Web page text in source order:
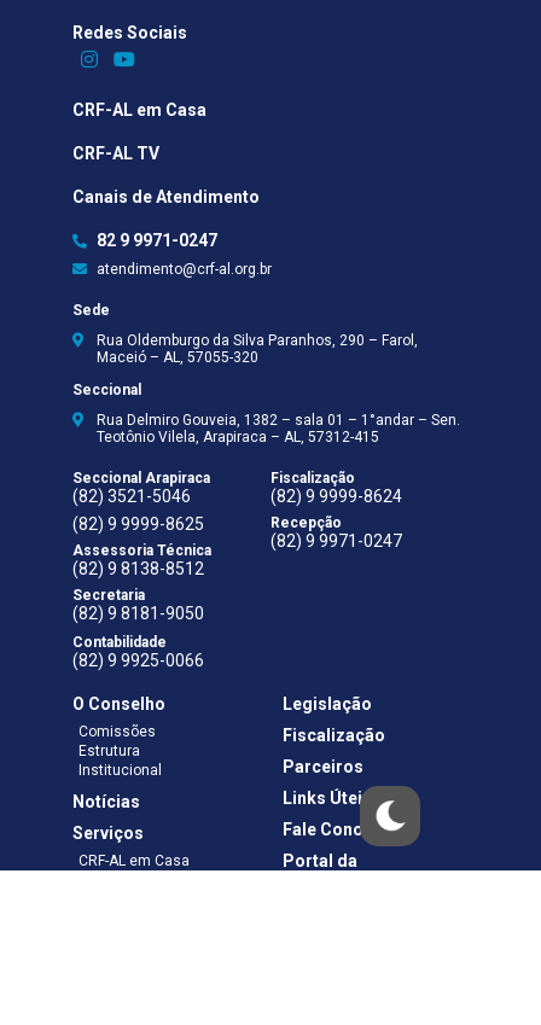
Redes Sociais​
CRF-AL em Casa
CRF-AL TV
Canais de Atendimento
82 9 9971-0247
atendimento@crf-al.org.br
Sede
Rua Oldemburgo da Silva Paranhos, 290 – Farol,
Maceió – AL, 57055-320
Seccional
Rua Delmiro Gouveia, 1382 – sala 01 – 1°andar – Sen.
Teotônio Vilela, Arapiraca – AL, 57312-415
Seccional Arapiraca
(82) 3521-5046
(82) 9 9999-8625
Assessoria Técnica
(82) 9 8138-8512
Secretaria
(82) 9 8181-9050
Contabilidade
(82) 9 9925-0066
Fiscalização
(82) 9 9999-8624
Recepção
(82) 9 9971-0247
O Conselho
Comissões
Estrutura
Institucional
Notícias
Serviços
CRF-AL em Casa
Legislação
Fiscalização
Parceiros
Links Úteis
Fale Conosco
Portal da